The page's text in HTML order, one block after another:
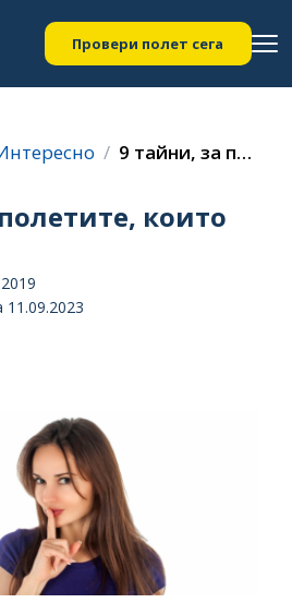
Провери полет сега
9 тайни, за полетите, които не знаете
които
11.09.2023